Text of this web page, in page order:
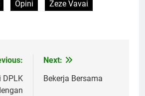
Opini
Zeze Vavai
DPLK
Next:
Bekerja Bersama